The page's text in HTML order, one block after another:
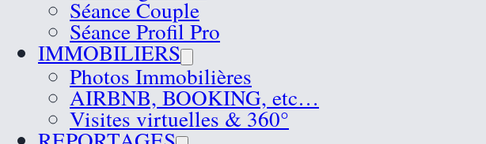
Séance Couple
Séance Profil Pro
IMMOBILIERS
Photos Immobilières
AIRBNB, BOOKING, etc…
Visites virtuelles & 360°